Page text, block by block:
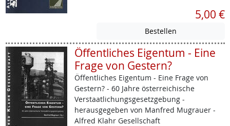
5,00 €
Öffentliches Eigentum - Eine
Frage von Gestern?
Öffentliches Eigentum - Eine Frage von
Gestern? - 60 Jahre österreichische
Verstaatlichungsgesetzgebung -
herausgegeben von Manfred Mugrauer -
Alfred Klahr Gesellschaft